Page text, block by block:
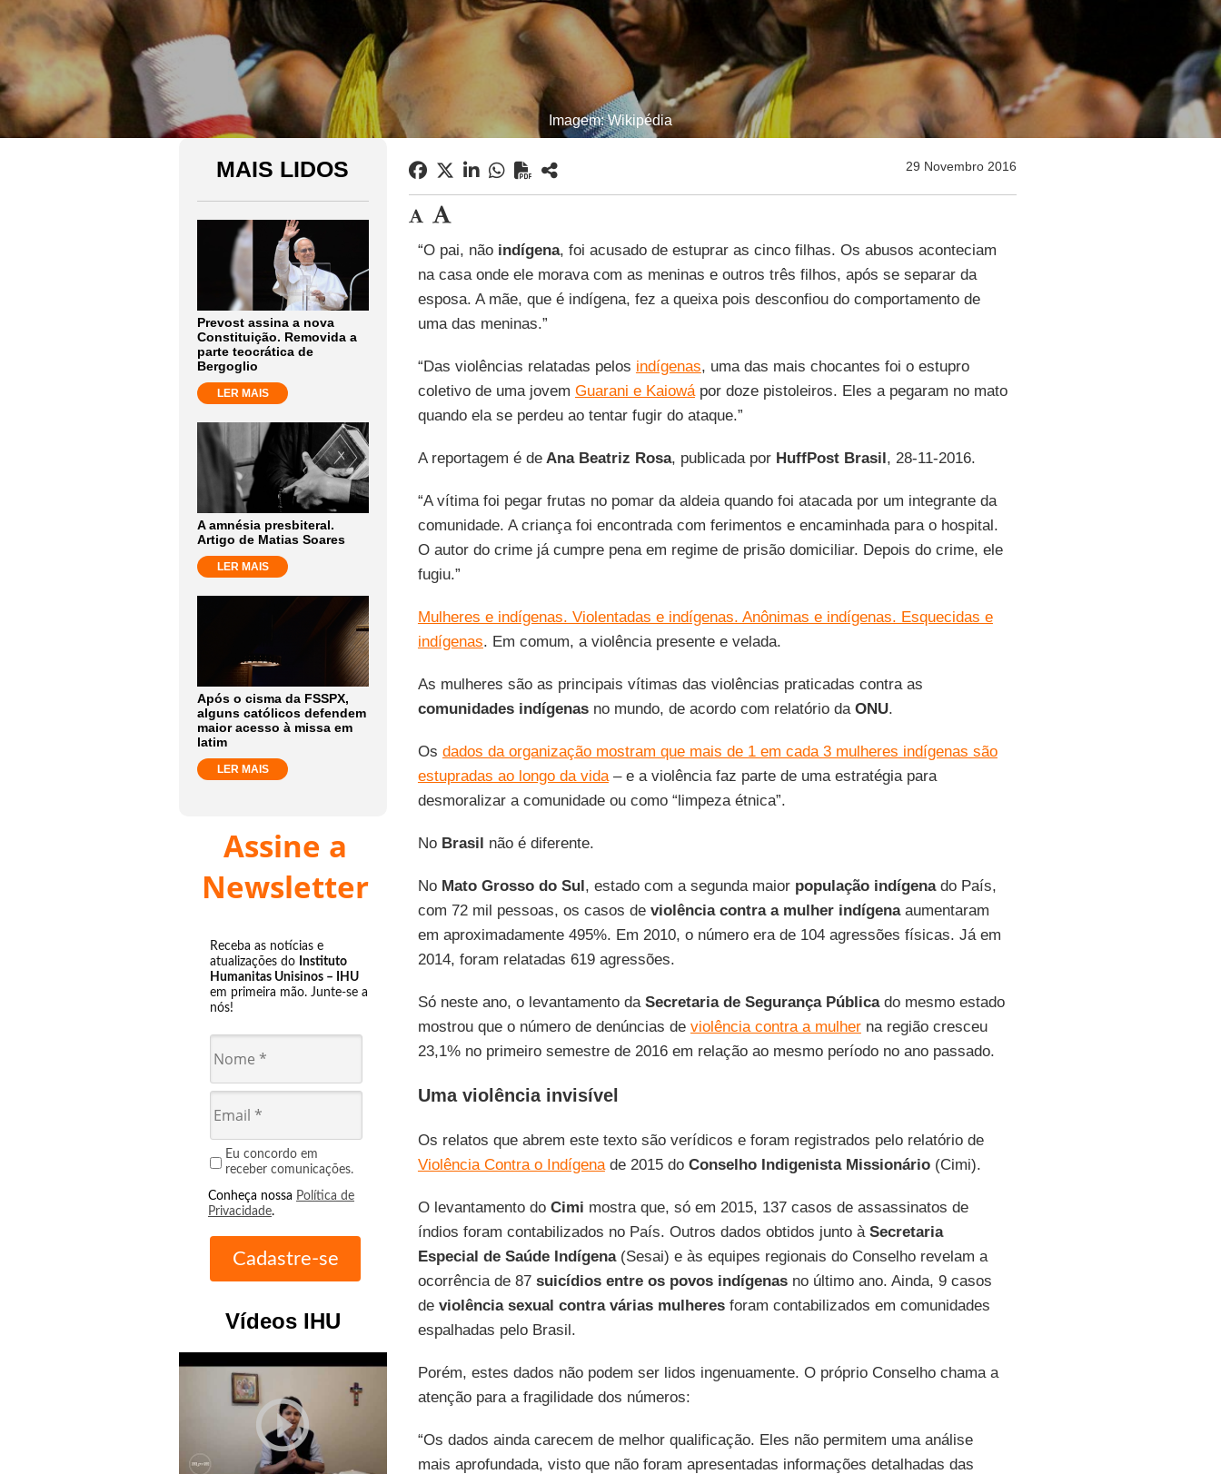
Imagem: Wikipédia
MAIS LIDOS
Prevost assina a nova
Constituição. Removida a
parte teocrática de
Bergoglio
LER MAIS
A amnésia presbiteral.
Artigo de Matias Soares
LER MAIS
Após o cisma da FSSPX,
alguns católicos defendem
maior acesso à missa em
latim
LER MAIS
Assine a
Newsletter
Receba as notícias e
atualizações do Instituto
Humanitas Unisinos – IHU
em primeira mão. Junte-se a
nós!
Eu concordo em
receber comunicações.
Conheça nossa Política de
Privacidade.
Vídeos IHU
play_circle_outline
29 Novembro 2016
“O pai, não indígena, foi acusado de estuprar as cinco filhas. Os abusos aconteciam
na casa onde ele morava com as meninas e outros três filhos, após se separar da
esposa. A mãe, que é indígena, fez a queixa pois desconfiou do comportamento de
uma das meninas.”
“Das violências relatadas pelos indígenas, uma das mais chocantes foi o estupro
coletivo de uma jovem Guarani e Kaiowápor doze pistoleiros. Eles a pegaram no mato
quando ela se perdeu ao tentar fugir do ataque.”
A reportagem é deAna Beatriz Rosa, publicada por HuffPost Brasil, 28-11-2016.
“A vítima foi pegar frutas no pomar da aldeia quando foi atacada por um integrante da
comunidade. A criança foi encontrada com ferimentos e encaminhada para o hospital.
O autor do crime já cumpre pena em regime de prisão domiciliar. Depois do crime, ele
fugiu.”
Mulheres e indígenas. Violentadas e indígenas. Anônimas e indígenas. Esquecidas e
indígenas. Em comum, a violência presente e velada.
As mulheres são as principais vítimas das violências praticadas contra as
comunidades indígenasno mundo, de acordo com relatório da ONU.
Os dados da organização mostram que mais de 1 em cada 3 mulheres indígenas são
estupradas ao longo da vida– e a violência faz parte de uma estratégia para
desmoralizar a comunidade ou como “limpeza étnica”.
No Brasil não é diferente.
No Mato Grosso do Sul, estado com a segunda maiorpopulação indígenado País,
com 72 mil pessoas, os casos de violência contra a mulher indígenaaumentaram
em aproximadamente 495%. Em 2010, o número era de 104 agressões físicas. Já em
2014, foram relatadas 619 agressões.
Só neste ano, o levantamento da Secretaria de Segurança Públicado mesmo estado
mostrou que o número de denúncias de violência contra a mulherna região cresceu
23,1% no primeiro semestre de 2016 em relação ao mesmo período no ano passado.
Uma violência invisível
Os relatos que abrem este texto são verídicos e foram registrados pelo relatório de
Violência Contra o Indígenade 2015 do Conselho Indigenista Missionário(Cimi).
O levantamento do Cimi mostra que, só em 2015, 137 casos de assassinatos de
índios foram contabilizados no País. Outros dados obtidos junto à Secretaria
Especial de Saúde Indígena(Sesai) e às equipes regionais do Conselho revelam a
ocorrência de 87 suicídios entre os povos indígenasno último ano. Ainda, 9 casos
deviolência sexual contra várias mulheresforam contabilizados em comunidades
espalhadas pelo Brasil.
Porém, estes dados não podem ser lidos ingenuamente. O próprio Conselho chama a
atenção para a fragilidade dos números:
“Os dados ainda carecem de melhor qualificação. Eles não permitem uma análise
mais aprofundada, visto que não foram apresentadas informações detalhadas das